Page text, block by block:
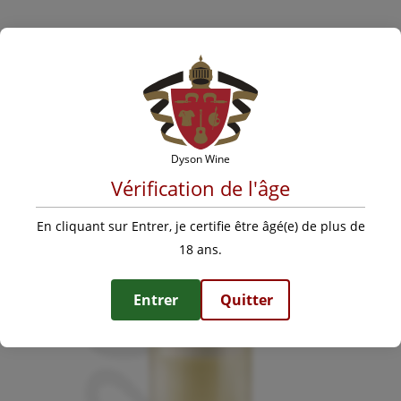
2024
Dyson Wine
Vérification de l'âge
En cliquant sur Entrer, je certifie être âgé(e) de plus de
18 ans.
Entrer Quitter